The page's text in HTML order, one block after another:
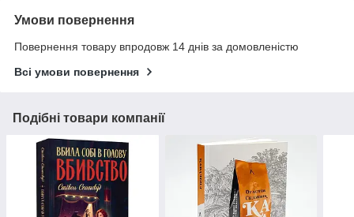
Умови повернення
Повернення товару впродовж 14 днів за домовленістю
Всі умови повернення
Подібні товари компанії